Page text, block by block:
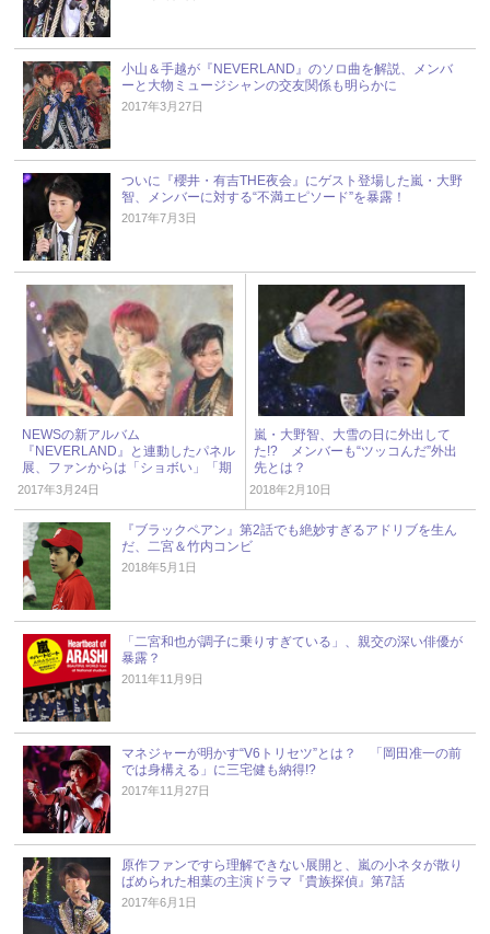
小山＆手越が『NEVERLAND』のソロ曲を解説、メンバ
ーと大物ミュージシャンの交友関係も明らかに
2017年3月27日
ついに『櫻井・有吉THE夜会』にゲスト登場した嵐・大野
智、メンバーに対する“不満エピソード”を暴露！
2017年7月3日
NEWSの新アルバム
『NEVERLAND』と連動したパネル
展、ファンからは「ショボい」「期
待外れ」
2017年3月24日
嵐・大野智、大雪の日に外出して
た!? メンバーも“ツッコんだ”外出
先とは？
2018年2月10日
『ブラックペアン』第2話でも絶妙すぎるアドリブを生ん
だ、二宮＆竹内コンビ
2018年5月1日
「二宮和也が調子に乗りすぎている」、親交の深い俳優が
暴露？
2011年11月9日
マネジャーが明かす“V6トリセツ”とは？ 「岡田准一の前
では身構える」に三宅健も納得!?
2017年11月27日
原作ファンですら理解できない展開と、嵐の小ネタが散り
ばめられた相葉の主演ドラマ『貴族探偵』第7話
2017年6月1日